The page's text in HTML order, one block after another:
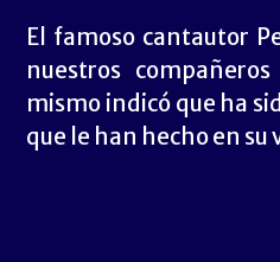
El famoso cantautor
nuestros
mismo indicó que ha
que le han hecho en su